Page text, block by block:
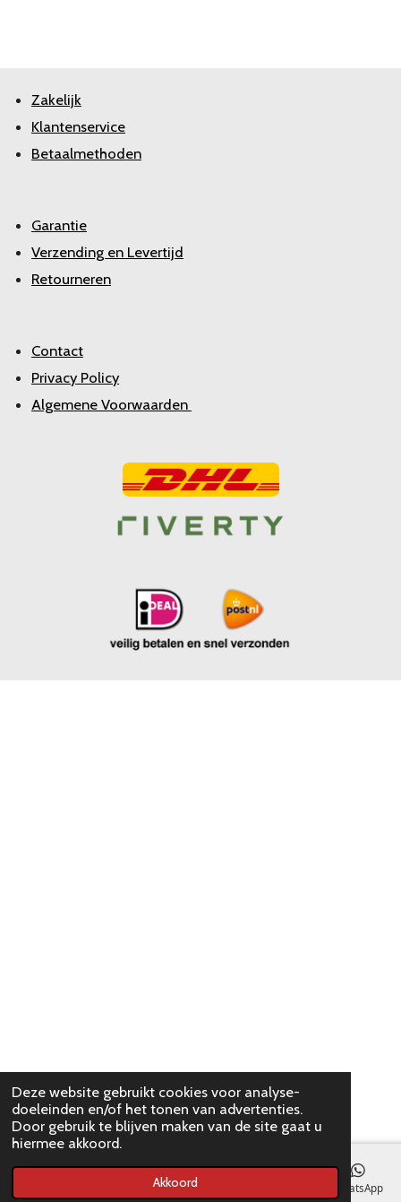
Deze website gebruikt cookies voor analyse-
doeleinden en/of het tonen van advertenties.
Door gebruik te blijven maken van de site gaat u
hiermee akkoord.
Akkoord
Zakelijk
Klantenservice
Betaalmethoden
Garantie
Verzending en Levertijd
Retourneren
Contact
Privacy Policy
Algemene Voorwaarden
E-mailadres WhatsApp